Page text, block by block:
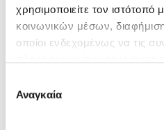
χρησιμοποιείτε τον
κοινωνικών μέσων,
οποίοι ενδεχομένως να τις
των υπηρεσιών τους. Αν
την ιστοσελίδα μας,
συγκατάθεσης
Αναγκαία
Συγχαρητήρια,